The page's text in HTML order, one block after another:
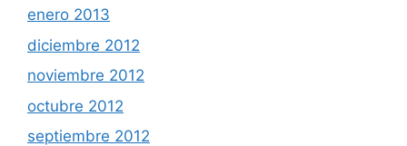
enero 2013
diciembre 2012
noviembre 2012
octubre 2012
septiembre 2012